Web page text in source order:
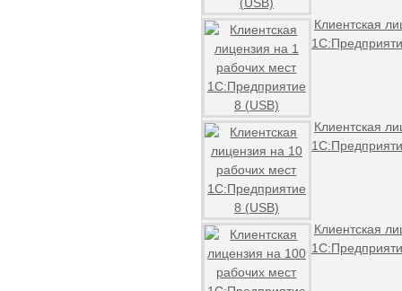
Клиентская
Клиентская
Клиентская